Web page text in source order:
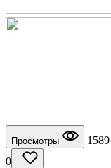
Просмотры
1589
0